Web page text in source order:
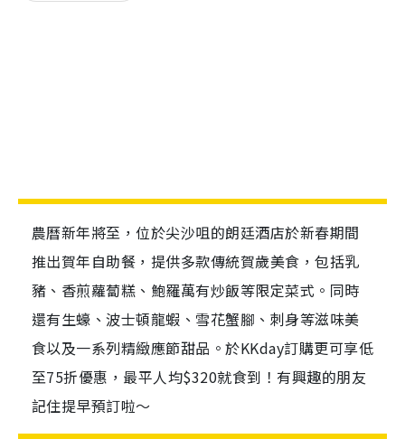
農曆新年將至，位於尖沙咀的朗廷酒店於新春期間
推出賀年自助餐，提供多款傳統賀歲美食，包括乳
豬、香煎蘿蔔糕、鮑羅萬有炒飯等限定菜式。同時
還有生蠔、波士頓龍蝦、雪花蟹腳、刺身等滋味美
食以及一系列精緻應節甜品。於KKday訂購更可享低
至75折優惠，最平人均$320就食到！有興趣的朋友
記住提早預訂啦～